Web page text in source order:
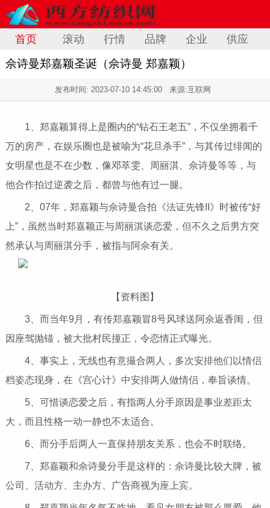
首页 滚动 行情 品牌 企业 供应
佘诗曼郑嘉颖圣诞（佘诗曼 郑嘉颖）
发布时间: 2023-07-10 14:45:00 来源:互联网
1、郑嘉颖算得上是圈内的“钻石王老五”，不仅坐拥着千
万的房产，在娱乐圈也是被喻为“花旦杀手”，与其传过绯闻的
女明星也是不在少数，像邓萃雯、周丽淇、佘诗曼等等，与
他合作拍过逆袭之后，都曾与他有过一腿。
2、07年，郑嘉颖与佘诗曼合拍《法证先锋II》时被传“好
上”，虽然当时郑嘉颖正与周丽淇谈恋爱，但不久之后男方突
然承认与周丽淇分手，被指与阿佘有关。
【资料图】
3、而当年9月，有传郑嘉颖冒8号风球送阿佘返香闺，但
因座驾抛锚，被大批村民撞正，令恋情正式曝光。
4、事实上，无线也有意撮合两人，多次安排他们以情侣
档姿态现身，在《宫心计》中安排两人做情侣，奉旨谈情。
5、可惜谈恋爱之后，有指两人分手原因是事业差距太
大，而且性格一动一静也不太适合。
6、而分手后两人一直保持朋友关系，也会不时联络。
7、郑嘉颖和佘诗曼分手是这样的：佘诗曼比较大牌，被
公司、活动方、主办方、广告商视为座上宾。